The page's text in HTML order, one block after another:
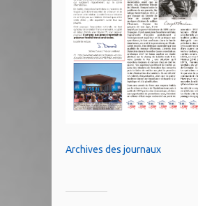
Archives des journaux